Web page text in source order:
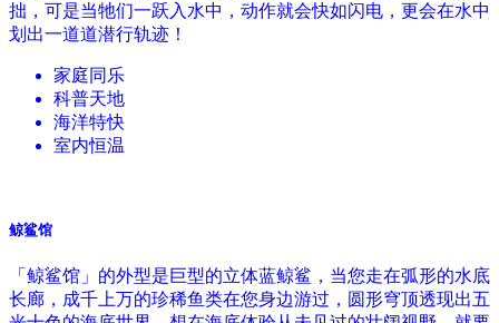
拙，可是当牠们一跃入水中，动作就会快如闪电，更会在水中
划出一道道潜行轨迹！
家庭同乐
科普天地
海洋特快
室内恒温
鲸鲨馆
「鲸鲨馆」的外型是巨型的立体蓝鲸鲨，当您走在弧形的水底
长廊，成千上万的珍稀鱼类在您身边游过，圆形穹顶透现出五